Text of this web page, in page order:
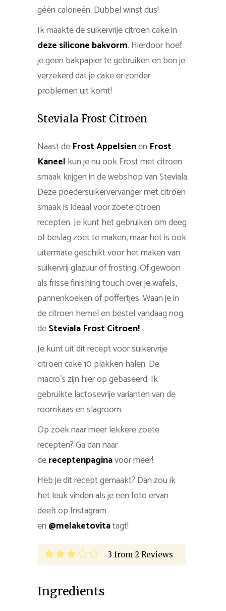
géén calorieën. Dubbel winst dus!
Ik maakte de suikervrije citroen cake in
deze silicone bakvorm. Hierdoor hoef
je geen bakpapier te gebruiken en ben je
verzekerd dat je cake er zonder
problemen uit komt!
Steviala Frost Citroen
Naast de Frost Appelsienen Frost
Kaneel kun je nu ook Frost met citroen
smaak krijgen in de webshop van Steviala.
Deze poedersuikervervanger met citroen
smaak is ideaal voor zoete citroen
recepten. Je kunt het gebruiken om deeg
of beslag zoet te maken, maar het is ook
uitermate geschikt voor het maken van
suikervrij glazuur of frosting. Of gewoon
als frisse finishing touch over je wafels,
pannenkoeken of poffertjes. Waan je in
de citroen hemel en bestel vandaag nog
deSteviala Frost Citroen!
Je kunt uit dit recept voor suikervrije
citroen cake 10 plakken halen. De
macro’s zijn hier op gebaseerd. Ik
gebruikte lactosevrije varianten van de
roomkaas en slagroom.
Op zoek naar meer lekkere zoete
recepten? Ga dan naar
dereceptenpaginavoor meer!
Heb je dit recept gemaakt? Dan zou ik
het leuk vinden als je een foto ervan
deelt op Instagram
en @melaketovitatagt!
3 from 2 Reviews
Ingredients